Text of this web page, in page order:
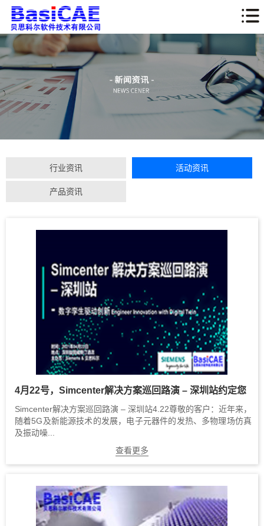
行业资讯 活动资讯
产品资讯
4月22号，Simcenter解决方案巡回路演 – 深圳站约定您
Simcenter解决方案巡回路演 – 深圳站4.22尊敬的客户：近年来，
随着5G及新能源技术的发展，电子元器件的发热、多物理场仿真
及振动噪...
查看更多